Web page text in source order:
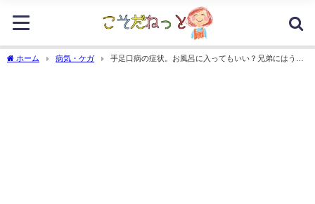
ホーム 病気・ケガ
手足口病の症状。お風呂に入ってもいい？兄弟にはうつ